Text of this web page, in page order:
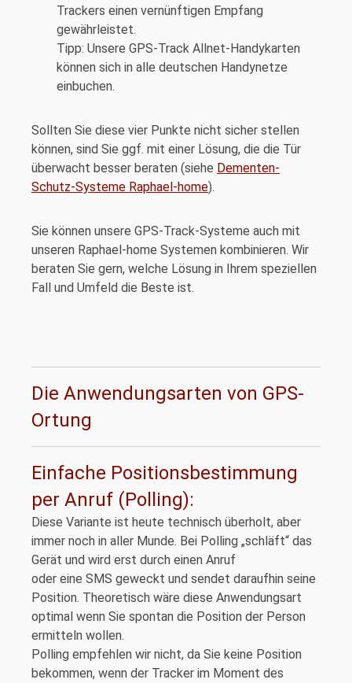
Trackers einen vernünftigen Empfang
gewährleistet.
Tipp: Unsere GPS-Track Allnet-Handykarten
können sich in alle deutschen Handynetze
einbuchen.
Sollten Sie diese vier Punkte nicht sicher stellen
können, sind Sie ggf. mit einer Lösung, die die Tür
überwacht besser beraten (siehe Dementen-
Schutz-Systeme Raphael-home).
Sie können unsere GPS-Track-Systeme auch mit
unseren Raphael-home Systemen kombinieren. Wir
beraten Sie gern, welche Lösung in Ihrem speziellen
Fall und Umfeld die Beste ist.
Die Anwendungsarten von GPS-
Ortung
Einfache Positionsbestimmung
per Anruf (Polling):
Diese Variante ist heute technisch überholt, aber
immer noch in aller Munde. Bei Polling „schläft“ das
Gerät und wird erst durch einen Anruf
oder eine SMS geweckt und sendet daraufhin seine
Position. Theoretisch wäre diese Anwendungsart
optimal wenn Sie spontan die Position der Person
ermitteln wollen.
Polling empfehlen wir nicht, da Sie keine Position
bekommen, wenn der Tracker im Moment des